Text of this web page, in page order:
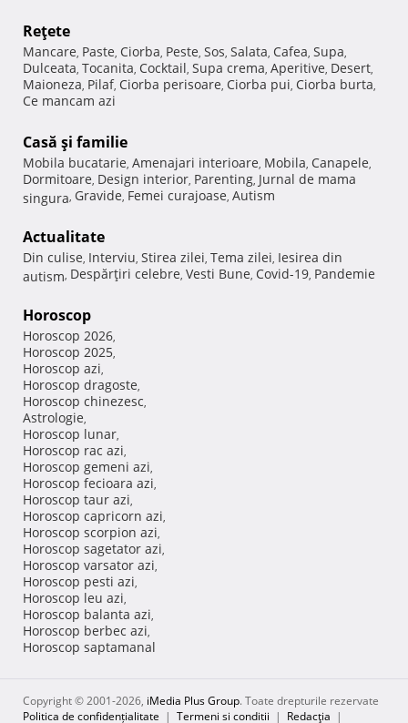
Reţete
Mancare, Paste, Ciorba, Peste, Sos, Salata, Cafea, Supa,
Dulceata, Tocanita, Cocktail, Supa crema, Aperitive, Desert,
Maioneza, Pilaf, Ciorba perisoare, Ciorba pui, Ciorba burta,
Ce mancam azi
Casă şi familie
Mobila bucatarie, Amenajari interioare, Mobila, Canapele,
Dormitoare, Design interior, Parenting, Jurnal de mama
singura, Gravide, Femei curajoase, Autism
Actualitate
Din culise, Interviu, Stirea zilei, Tema zilei, Iesirea din
autism, Despărţiri celebre, Vesti Bune, Covid-19, Pandemie
Horoscop
Horoscop 2026,
Horoscop 2025,
Horoscop azi,
Horoscop dragoste,
Horoscop chinezesc,
Astrologie,
Horoscop lunar,
Horoscop rac azi,
Horoscop gemeni azi,
Horoscop fecioara azi,
Horoscop taur azi,
Horoscop capricorn azi,
Horoscop scorpion azi,
Horoscop sagetator azi,
Horoscop varsator azi,
Horoscop pesti azi,
Horoscop leu azi,
Horoscop balanta azi,
Horoscop berbec azi,
Horoscop saptamanal
Copyright © 2001-2026, iMedia Plus Group. Toate drepturile rezervate
Politica de confidențialitate | Termeni si conditii | Redacţia |